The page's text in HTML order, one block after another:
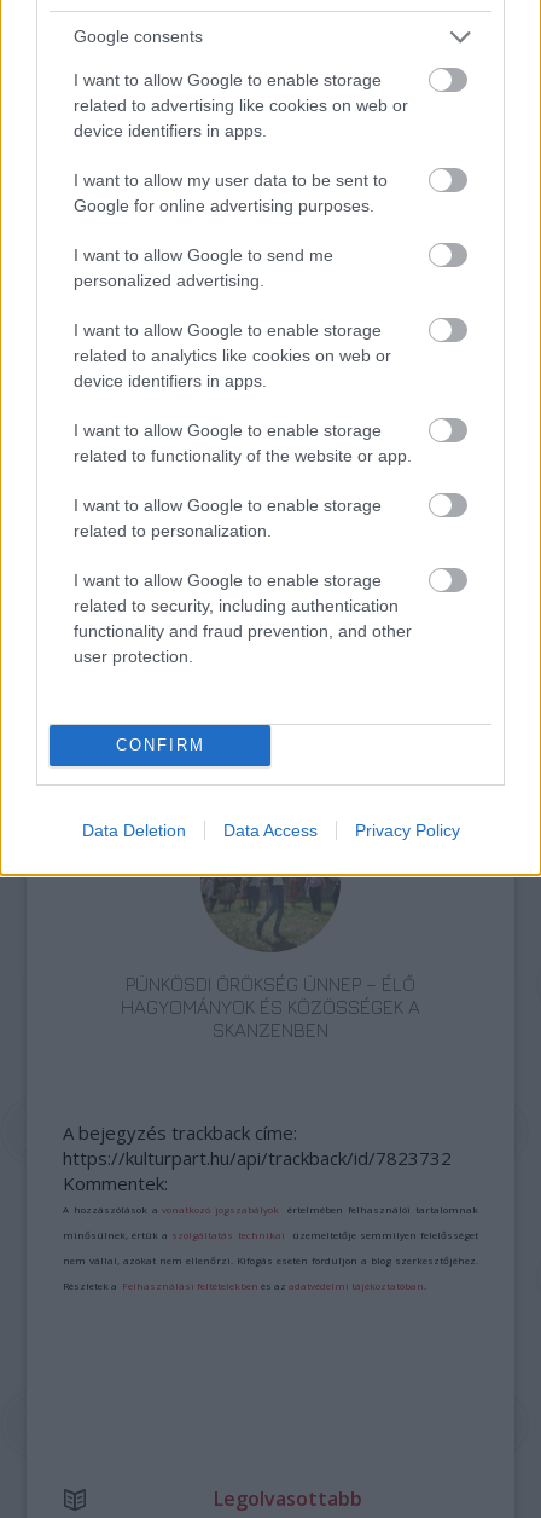
Google consents
I want to allow Google to enable storage
related to advertising like cookies on web or
device identifiers in apps.
I want to allow my user data to be sent to
Google for online advertising purposes.
I want to allow Google to send me
personalized advertising.
I want to allow Google to enable storage
related to analytics like cookies on web or
device identifiers in apps.
I want to allow Google to enable storage
related to functionality of the website or app.
I want to allow Google to enable storage
related to personalization.
I want to allow Google to enable storage
related to security, including authentication
functionality and fraud prevention, and other
user protection.
CONFIRM
Data Deletion Data Access Privacy Policy
húsz évig játszotta A tűzmadár és az Ez lenne
a halál? című koreográfiáit. A Béjart Ballet
legutóbbi darabja, a 2006-ban bemutatott
Zarathustra is nagy sikert ért el.
Maurice Béjart 2007 novemberében hunyt el
Tánc
A HAGYOMÁNY ÉS A KORTÁRS DIVAT
TALÁLKOZÁSA – „KIS FEKETE” DIVATBEMUTATÓ
A HAGYOMÁNYOK HÁZÁBAN
ÉDESKESERŰ TURNÉ: ERDÉLYI KÖRÚTRA INDUL A
MAGYAR ÁLLAMI NÉPI EGYÜTTES
PÜNKÖSDI ÖRÖKSÉG ÜNNEP – ÉLŐ
HAGYOMÁNYOK ÉS KÖZÖSSÉGEK A
SKANZENBEN
A bejegyzés trackback címe:
https://kulturpart.hu/api/trackback/id/7823732
Kommentek:
A hozzászólások avonatkozó jogszabályok értelmében felhasználói tartalomnak
minősülnek, értük a szolgáltatás technikai üzemeltetője semmilyen felelősséget
nem vállal, azokat nem ellenőrzi. Kifogás esetén forduljon a blog szerkesztőjéhez.
Részletek a Felhasználási feltételekben és azadatvédelmi tájékoztatóban
Legolvasottabb